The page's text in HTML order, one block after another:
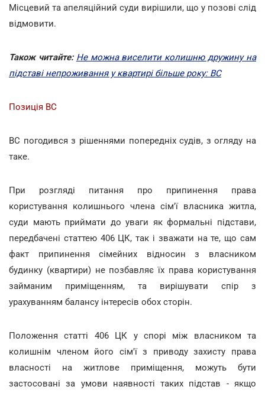
Місцевий та апеляційний суди вирішили, що у позові слід
відмовити.
Також читайте: Не можна виселити колишню дружину на
підставі непроживання у квартирі більше року: ВС
Позиція ВС
ВС погодився з рішеннями попередніх судів, з огляду на
таке.
При розгляді питання про припинення права
користування колишнього члена сім'ї власника житла,
суди мають приймати до уваги як формальні підстави,
передбачені статтею 406 ЦК, так і зважати на те, що сам
факт припинення сімейних відносин з власником
будинку (квартири) не позбавляє їх права користування
займаним приміщенням, та вирішувати спір з
урахуванням балансу інтересів обох сторін.
Положення статті 406 ЦК у спорі між власником та
колишнім членом його сім'ї з приводу захисту права
власності на житлове приміщення, можуть бути
застосовані за умови наявності таких підстав - якщо